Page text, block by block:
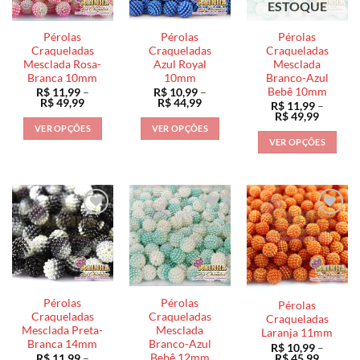
ser
escolhidas
na
página
do
produto
podem
ser
escolhidas
na
página
do
produto
podem
ser
escolhidas
na
página
do
produto
Pérolas
Craqueladas
Mesclada Rosa-
Branca 10mm
R$11,99 –
R$49,99Faixa
preço:
R$ 11,99
através
VER OPÇÕES
várias
variantes.
As
opções
podem
ser
escolhidas
na
página
do
Pérolas
Craqueladas
Azul Royal
10mm
R$10,99 –
R$44,99Faixa
preço:
R$ 10,99
através
VER OPÇÕES
várias
variantes.
As
opções
podem
ser
escolhidas
na
página
do
ESTOQUE
Pérolas
Craqueladas
Mesclada
Branco-Azul
Bebê 10mm
R$11,99 –
R$49,99Faixa
preço:
R$
através
VER OPÇÕES
tem
várias
variantes.
As
opções
podem
escolhidas
na
página
Pérolas
Craqueladas
Mesclada Preta-
Branca 14mm
Pérolas
Craqueladas
Mesclada
Branco-Azul
Bebê 12mm
Pérolas
Craqueladas
Laranja 11mm
R$10,99 –
Faixa